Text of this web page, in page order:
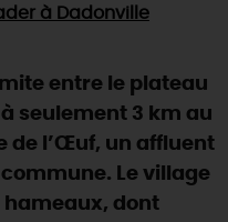
VIVRE
des animaux 🐎
de la Faïencerie de
!
Baludik 🕵️
festivals 🎉
à Dadonville
entre le plateau
seulement 3 km au
de l’Œuf, un affluent
Le village
hameaux, dont